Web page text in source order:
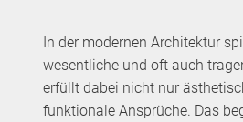
In der modernen Architektur
wesentliche und oft auch
erfüllt dabei nicht nur
funktionale Ansprüche. Das